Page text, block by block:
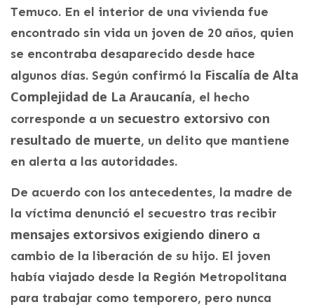
Temuco. En el interior de una vivienda fue
encontrado sin vida un joven de 20 años, quien
se encontraba desaparecido desde hace
algunos días. Según confirmó la Fiscalía de Alta
Complejidad de La Araucanía, el hecho
corresponde a un secuestro extorsivo con
resultado de muerte, un delito que mantiene
en alerta a las autoridades.
De acuerdo con los antecedentes, la madre de
la víctima denunció el secuestro tras recibir
mensajes extorsivos exigiendo dinero a
cambio de la liberación de su hijo. El joven
había viajado desde la Región Metropolitana
para trabajar como temporero, pero nunca